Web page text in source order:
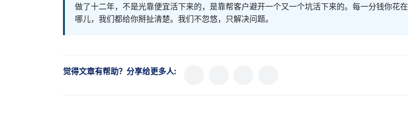
做了十二年，不是光靠便宜活下来的，是靠帮客户避开一个又一个坑活下来的。每一分钱你花在
哪儿，我们都给你掰扯清楚。我们不忽悠，只解决问题。
觉得文章有帮助？分享给更多人: